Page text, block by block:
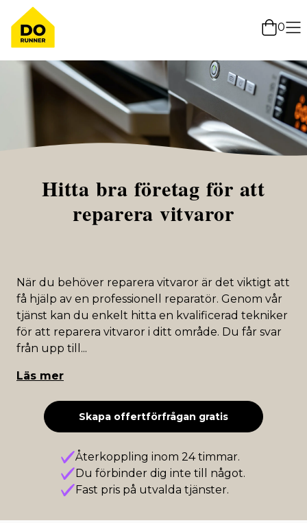
0
Hitta bra företag för att
reparera vitvaror
När du behöver reparera vitvaror är det viktigt att
få hjälp av en professionell reparatör. Genom vår
tjänst kan du enkelt hitta en kvalificerad tekniker
för att reparera vitvaror i ditt område. Du får svar
från upp till ...
Läs mer
Skapa offertförfrågan gratis
Återkoppling inom 24 timmar.
Du förbinder dig inte till något.
Fast pris på utvalda tjänster.